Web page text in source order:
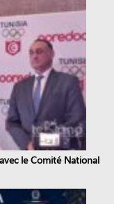
le Comité National